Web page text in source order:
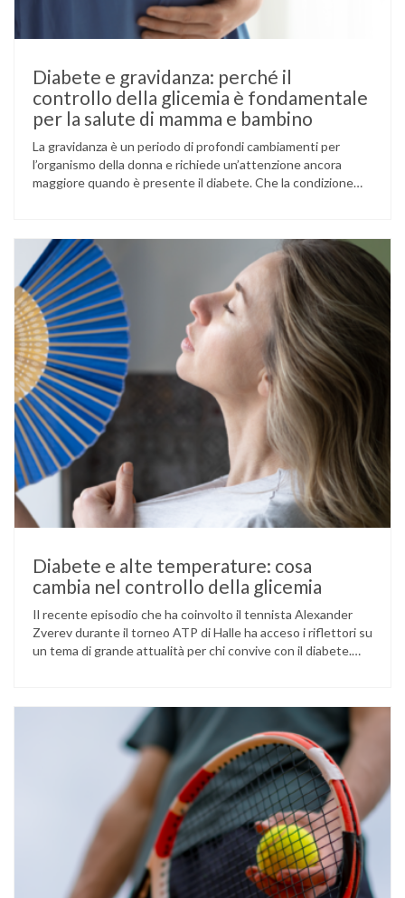
Diabete e gravidanza: perché il
controllo della glicemia è fondamentale
per la salute di mamma e bambino
La gravidanza è un periodo di profondi cambiamenti per
l’organismo della donna e richiede un’attenzione ancora
maggiore quando è presente il diabete. Che la condizione
volta durante la gestazione (diabete gestazionale),
mantenere …
Diabete e alte temperature: cosa
cambia nel controllo della glicemia
Il recente episodio che ha coinvolto il tennista Alexander
Zverev durante il torneo ATP di Halle ha acceso i riflettori su
un tema di grande attualità per chi convive con il diabete.
glucosio lo aveva portato …